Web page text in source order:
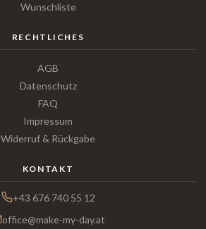
Wunschliste
RECHTLICHES
AGB
Datenschutz
FAQ
Impressum
Widerruf & Rückgabe
KONTAKT
+43 676 740 55 12
office@make-my-day.at